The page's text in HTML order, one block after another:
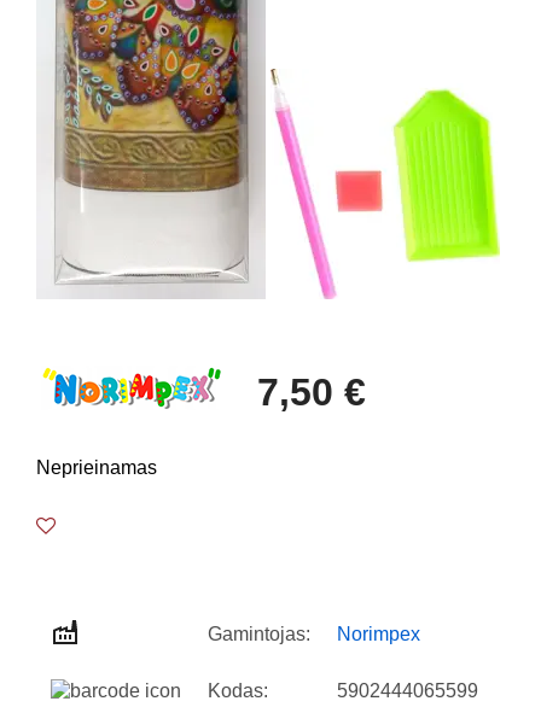
7,50 €
Neprieinamas
Gamintojas: Norimpex
Kodas: 5902444065599